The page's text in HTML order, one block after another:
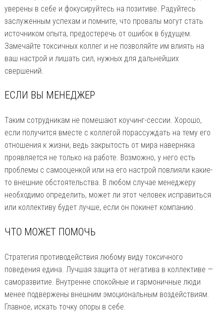
уверены в себе и фокусируйтесь на позитиве. Радуйтесь
заслуженным успехам и помните, что провалы могут стать
источником опыта, предостеречь от ошибок в будущем.
Замечайте токсичных коллег и не позволяйте им влиять на
ваш настрой и лишать сил, нужных для дальнейших
свершений.
ЕСЛИ ВЫ МЕНЕДЖЕР
Таким сотрудникам не помешают коучинг-сессии. Хорошо,
если получится вместе с коллегой порассуждать на тему его
отношения к жизни, ведь закрытость от мира наверняка
проявляется не только на работе. Возможно, у него есть
проблемы с самооценкой или на его настрой повлияли какие-
то внешние обстоятельства. В любом случае менеджеру
необходимо определить, может ли этот человек исправиться
или коллективу будет лучше, если он покинет компанию.
ЧТО МОЖЕТ ПОМОЧЬ
Стратегия противодействия любому виду токсичного
поведения едина. Лучшая защита от негатива в коллективе —
саморазвитие. Внутренне спокойные и гармоничные люди
менее подвержены внешним эмоциональным воздействиям.
Главное, искать точку опоры в себе.